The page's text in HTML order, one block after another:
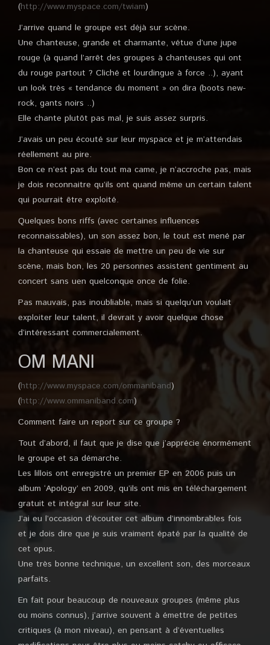
(http://www.myspace.com/twiam)
J’arrive quand le groupe est déjà sur scène.
Une chanteuse, grande et charmante, vétue d’une jupe
rouge (à quand l’arrêt des groupes à chanteuses qui ont
du rouge partout ? Cliché et lourdingue à force ..), ayant
un look très « tendance du moment » on dira (boots new-
rock, gants noirs ..)
Elle chante plutôt pas mal, je suis assez surpris.
J’avais un peu écouté sur leur myspace et je m’attendais
réellement au pire.
Bon ce n’est pas du tout ma came, je n’accroche pas, mais
je dois reconnaitre qu’ils ont quand même un certain talent
qui pourrait être exploité.
Quelques bons riffs (avec certaines influences
reconnaissables), un son assez bon, le tout est mené par
la chanteuse qui essaie de mettre un peu de vie sur
scène, mais bon, les 20 personnes assistent gentiment au
concert sans uen quelconque once de folie.
Pas mauvais, pas inoubliable, mais si quelqu’un voulait
exploiter leur talent, il devrait y avoir quelque chose
d’intéressant commercialement.
OM MANI
(http://www.myspace.com/ommaniband)
(http://www.ommaniband.com)
Comment faire un report sur ce groupe ?
Tout d’abord, il faut que je dise que j’apprécie énormément
le groupe et sa démarche.
Les lillois ont enregistré un premier EP en 2006 puis un
album ‘Apology’ en 2009, qu’ils ont mis en téléchargement
gratuit et intégral sur leur site.
J’ai eu l’occasion d’écouter cet album d’innombrables fois
et je dois dire que je suis vraiment épaté par la qualité de
cet opus.
Une très bonne technique, un excellent son, des morceaux
parfaits.
En fait pour beaucoup de nouveaux groupes (même plus
ou moins connus), j’arrive souvent à émettre de petites
critiques (à mon niveau), en pensant à d’éventuelles